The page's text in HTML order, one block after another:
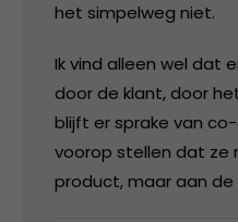
het simpelweg niet.
Ik vind alleen wel dat
door de klant, door
blijft er sprake van
voorop stellen dat
product, maar aan